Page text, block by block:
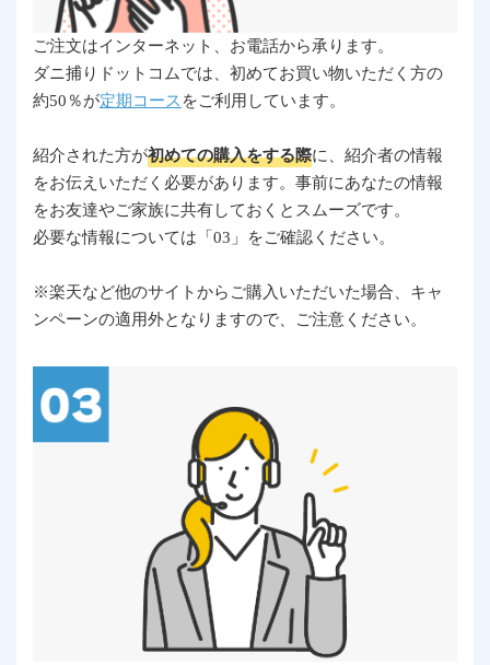
ご注文はインターネット、お電話から承ります。
ダニ捕りドットコムでは、初めてお買い物いただく方の
約50％が定期コース をご利用しています。
紹介された方が初めての購入をする際に、紹介者の情報
をお伝えいただく必要があります。事前にあなたの情報
をお友達やご家族に共有しておくとスムーズです。
必要な情報については「03」をご確認ください。
※楽天など他のサイトからご購入いただいた場合、キャ
ンペーンの適用外となりますので、ご注意ください。